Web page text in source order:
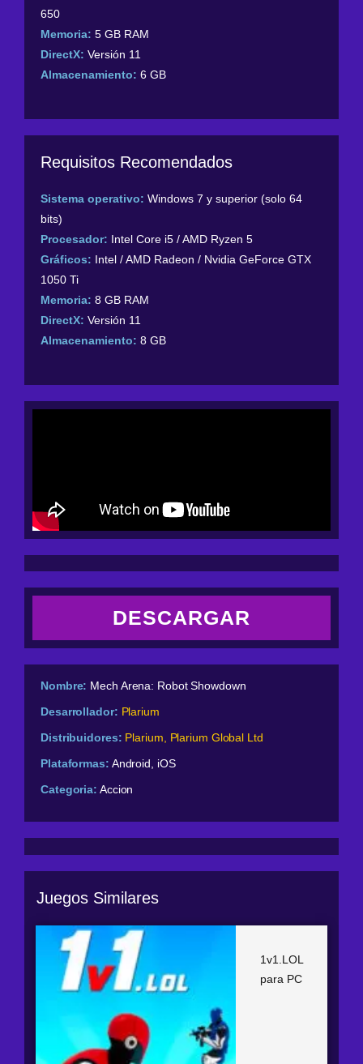
650
Memoria: 5 GB RAM
DirectX: Versión 11
Almacenamiento: 6 GB
Requisitos Recomendados
Sistema operativo: Windows 7 y superior (solo 64
bits)
Procesador: Intel Core i5 / AMD Ryzen 5
Gráficos: Intel / AMD Radeon / Nvidia GeForce GTX
1050 Ti
Memoria: 8 GB RAM
DirectX: Versión 11
Almacenamiento: 8 GB
DESCARGAR
Nombre: Mech Arena: Robot Showdown
Desarrollador: Plarium
Distribuidores: Plarium, Plarium Global Ltd
Plataformas: Android, iOS
Categoria: Accion
Juegos Similares
1v1.LOL
para PC